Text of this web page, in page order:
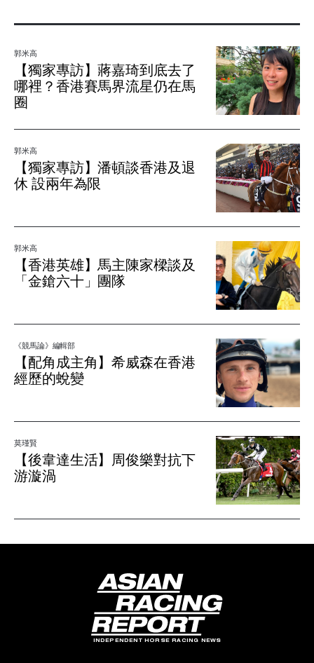
郭米高
【獨家專訪】蔣嘉琦到底去了
哪裡？香港賽馬界流星仍在馬
圈
郭米高
【獨家專訪】潘頓談香港及退
休 設兩年為限
郭米高
【香港英雄】馬主陳家樑談及
「金鎗六十」團隊
《競馬論》編輯部
【配角成主角】希威森在香港
經歷的蛻變
莫瑾賢
【後韋達生活】周俊樂對抗下
游漩渦
INDEPENDENT HORSE RACING NEWS